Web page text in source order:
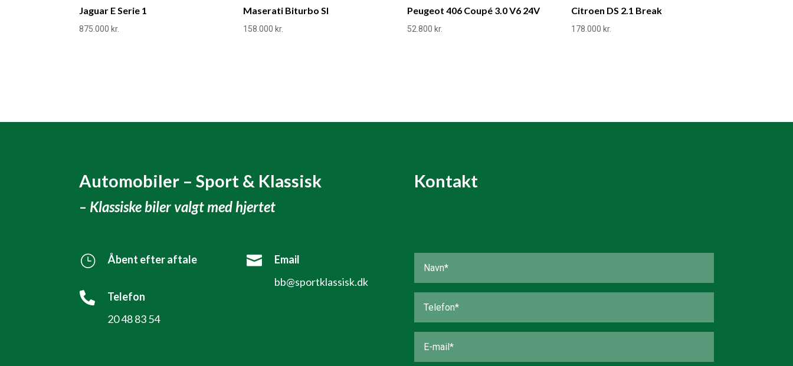
Jaguar E Serie 1
875.000 kr.
Maserati Biturbo SI
158.000 kr.
Peugeot 406 Coupé 3.0 V6 24V
52.800 kr.
Citroen DS 2.1 Break
178.000 kr.
Automobiler – Sport & Klassisk
– Klassiske biler valgt med hjertet
Kontakt
} Åbent efter aftale

Telefon
20 48 83 54

Email
bb@sportklassisk.dk